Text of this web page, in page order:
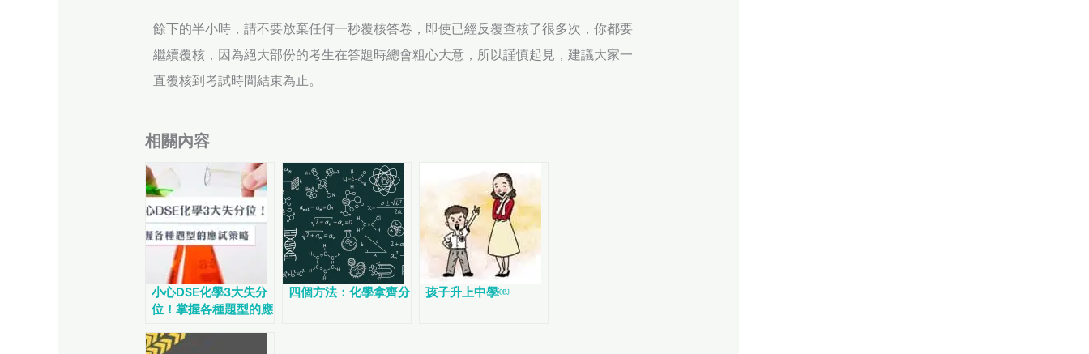
餘下的半小時，請不要放棄任何一秒覆核答卷，即使已經反覆查核了很多次，你都要
繼續覆核，因為絕大部份的考生在答題時總會粗心大意，所以謹慎起見，建議大家一
直覆核到考試時間結束為止。
相關內容
小心DSE化學3大失分
位！掌握各種題型的應
四個方法：化學拿齊分 孩子升上中學￼